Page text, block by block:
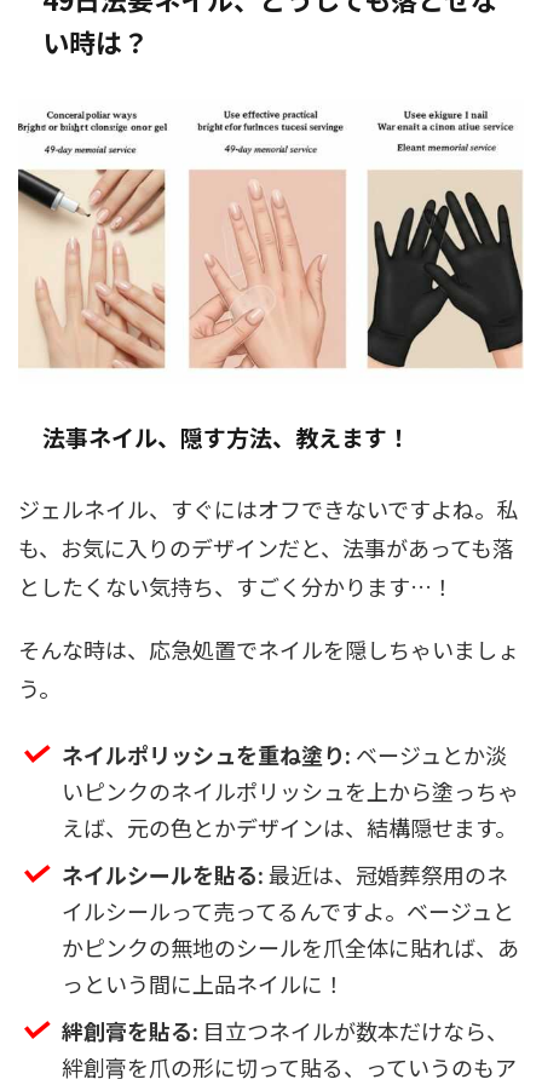
い時は？
法事ネイル、隠す方法、教えます！
ジェルネイル、すぐにはオフできないですよね。私
も、お気に入りのデザインだと、法事があっても落
としたくない気持ち、すごく分かります…！
そんな時は、応急処置でネイルを隠しちゃいましょ
う。
ネイルポリッシュを重ね塗り: ベージュとか淡
いピンクのネイルポリッシュを上から塗っちゃ
えば、元の色とかデザインは、結構隠せます。
ネイルシールを貼る:最近は、冠婚葬祭用のネ
イルシールって売ってるんですよ。ベージュと
かピンクの無地のシールを爪全体に貼れば、あ
っという間に上品ネイルに！
絆創膏を貼る: 目立つネイルが数本だけなら、
絆創膏を爪の形に切って貼る、っていうのもア